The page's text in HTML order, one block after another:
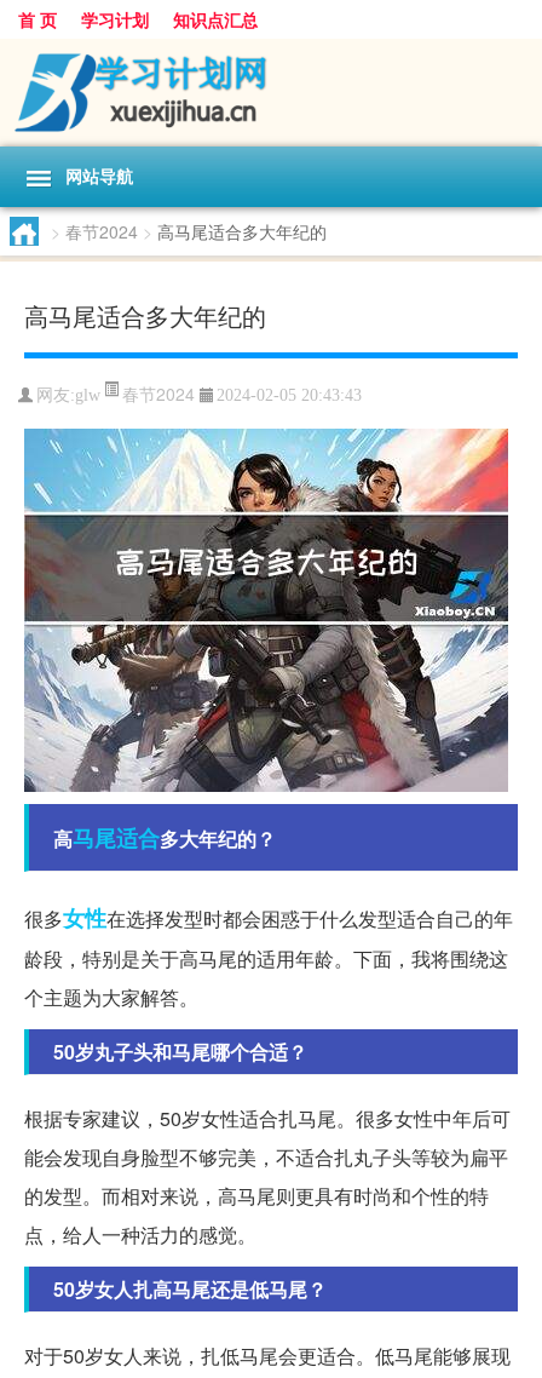
首 页 学习计划 知识点汇总
网站导航
> 春节2024 > 高马尾适合多大年纪的
高马尾适合多大年纪的
网友:glw 春节2024 2024-02-05 20:43:43
高马尾适合多大年纪的？
很多女性在选择发型时都会困惑于什么发型适合自己的年
龄段，特别是关于高马尾的适用年龄。下面，我将围绕这
个主题为大家解答。
50岁丸子头和马尾哪个合适？
根据专家建议，50岁女性适合扎马尾。很多女性中年后可
能会发现自身脸型不够完美，不适合扎丸子头等较为扁平
的发型。而相对来说，高马尾则更具有时尚和个性的特
点，给人一种活力的感觉。
50岁女人扎高马尾还是低马尾？
对于50岁女人来说，扎低马尾会更适合。低马尾能够展现